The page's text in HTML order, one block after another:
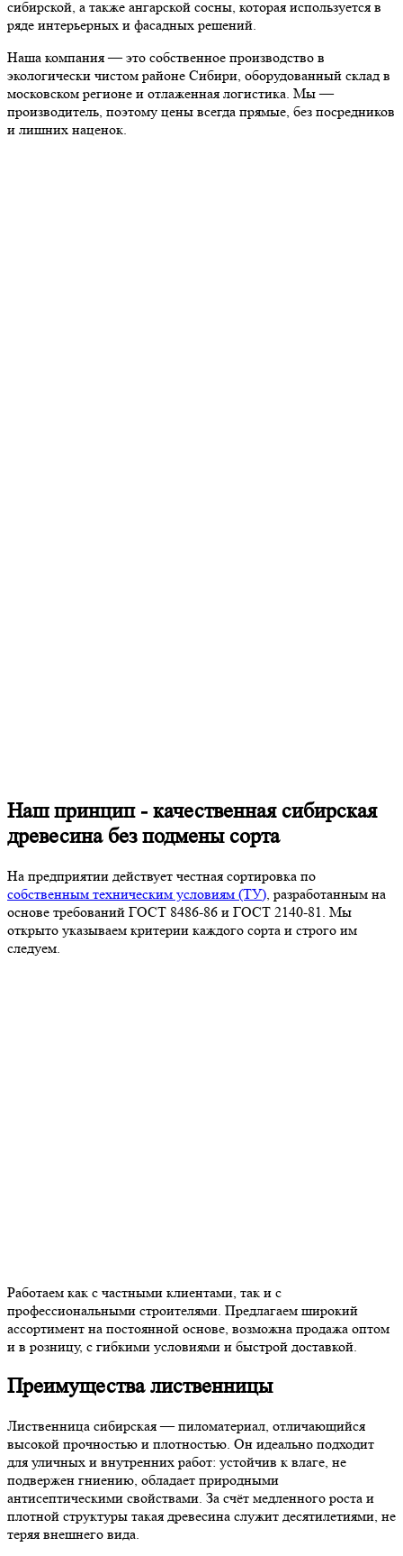
сибирской, а также ангарской сосны, которая используется в
ряде интерьерных и фасадных решений.
Наша компания — это собственное производство в
экологически чистом районе Сибири, оборудованный склад в
московском регионе и отлаженная логистика. Мы —
производитель, поэтому цены всегда прямые, без посредников
и лишних наценок.
Наш принцип - качественная сибирская
древесина без подмены сорта
На предприятии действует честная сортировка по
собственным техническим условиям (ТУ) , разработанным на
основе требований ГОСТ 8486-86 и ГОСТ 2140-81. Мы
открыто указываем критерии каждого сорта и строго им
следуем.
Работаем как с частными клиентами, так и с
профессиональными строителями. Предлагаем широкий
ассортимент на постоянной основе, возможна продажа оптом
и в розницу, с гибкими условиями и быстрой доставкой.
Преимущества лиственницы
Лиственница сибирская — пиломатериал, отличающийся
высокой прочностью и плотностью. Он идеально подходит
для уличных и внутренних работ: устойчив к влаге, не
подвержен гниению, обладает природными
антисептическими свойствами. За счёт медленного роста и
плотной структуры такая древесина служит десятилетиями, не
теряя внешнего вида.